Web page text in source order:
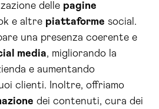
delle pagine
e altre piattaforme social.
una presenza coerente e
media, migliorando la
e aumentando
clienti. Inoltre, offriamo
dei contenuti, cura dei